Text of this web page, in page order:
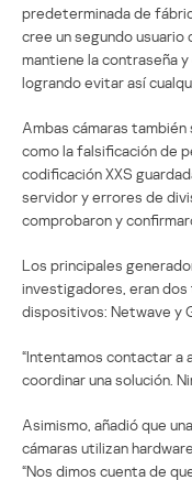
predeterminada de
cree un segundo
mantiene la contraseña
logrando evitar así
Ambas cámaras también
como la falsificación de
codificación XXS
servidor y errores de
comprobaron y
Los principales
investigadores, eran
dispositivos: Netwave y
“Intentamos contactar a
coordinar una solución.
Asimismo, añadió que
cámaras utilizan
“Nos dimos cuenta de